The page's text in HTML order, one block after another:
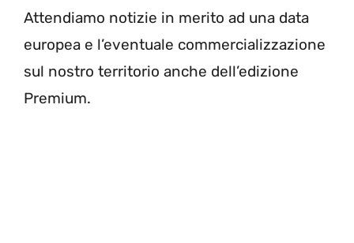
Attendiamo notizie in merito ad una data
europea e l’eventuale commercializzazione
sul nostro territorio anche dell’edizione
Premium.